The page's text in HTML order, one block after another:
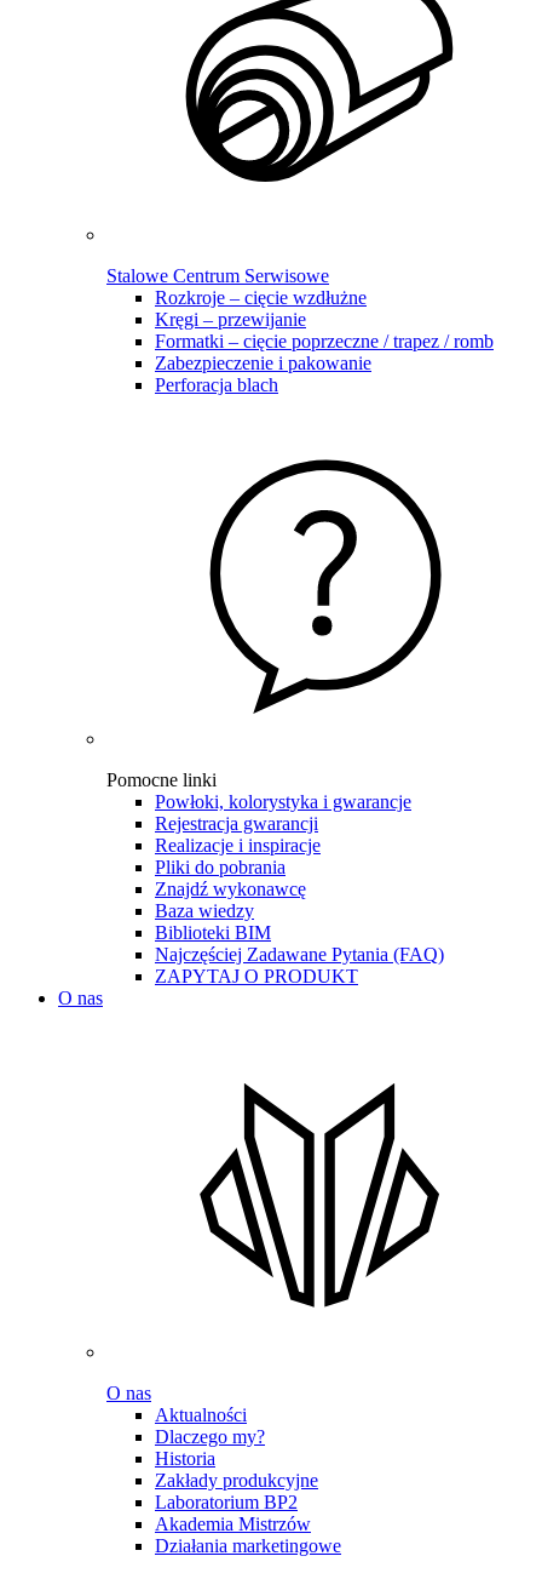
Stalowe Centrum Serwisowe
Rozkroje – cięcie wzdłużne
Kręgi – przewijanie
Formatki – cięcie poprzeczne / trapez / romb
Zabezpieczenie i pakowanie
Perforacja blach
Pomocne linki
Powłoki, kolorystyka i gwarancje
Rejestracja gwarancji
Realizacje i inspiracje
Pliki do pobrania
Znajdź wykonawcę
Baza wiedzy
Biblioteki BIM
Najczęściej Zadawane Pytania (FAQ)
ZAPYTAJ O PRODUKT
O nas
O nas
Aktualności
Dlaczego my?
Historia
Zakłady produkcyjne
Laboratorium BP2
Akademia Mistrzów
Działania marketingowe